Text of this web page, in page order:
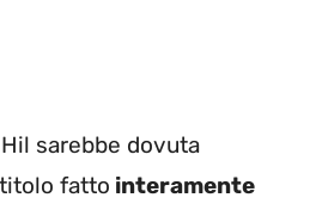
sarebbe dovuta
fatto interamente